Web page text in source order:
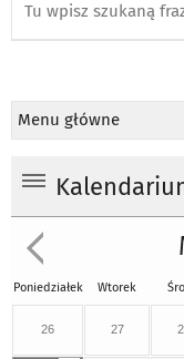
Menu główne
Poniedziałek Wtorek
26 27